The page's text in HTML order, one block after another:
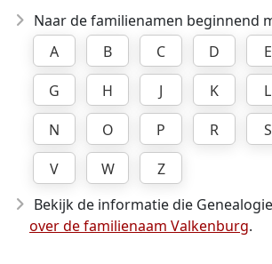
Naar de familienamen beginnend
A
B C D E
G
H J K L
N
O P R S
V
W
Z
Bekijk de informatie die
over de familienaam Valkenburg.